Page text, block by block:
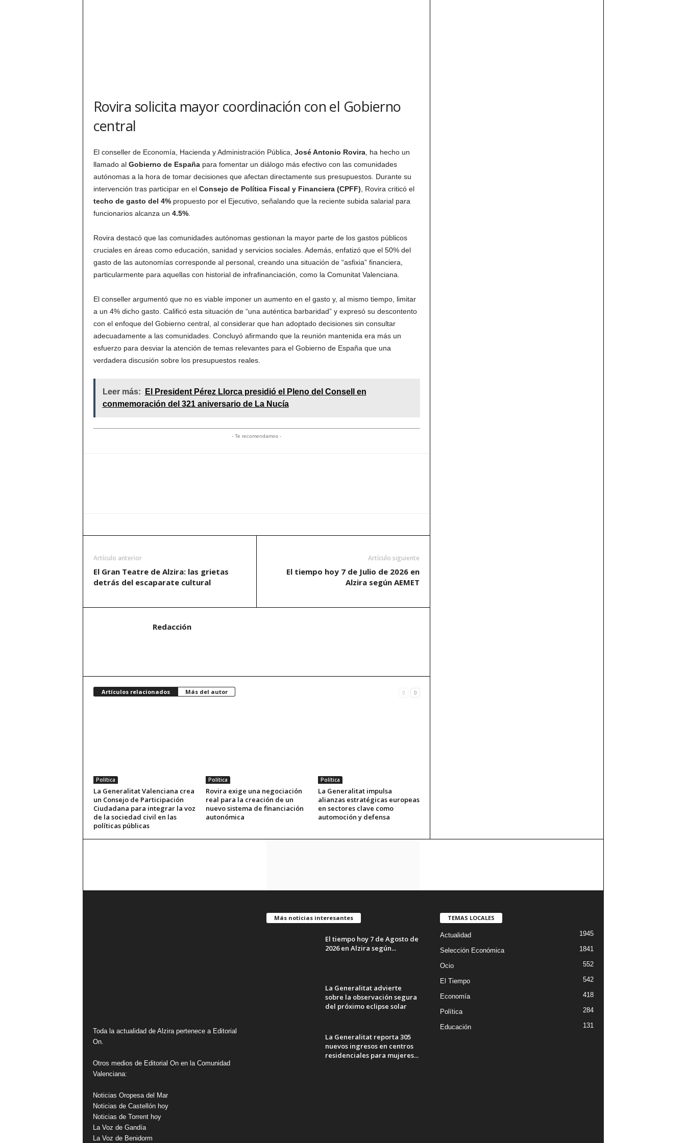
Rovira solicita mayor coordinación con el Gobierno
central
El conseller de Economía, Hacienda y Administración Pública, José Antonio Rovira, ha hecho un
llamado al Gobierno de Españapara fomentar un diálogo más efectivo con las comunidades
autónomas a la hora de tomar decisiones que afectan directamente sus presupuestos. Durante su
intervención tras participar en el Consejo de Política Fiscal y Financiera (CPFF), Rovira criticó el
techo de gasto del 4%propuesto por el Ejecutivo, señalando que la reciente subida salarial para
funcionarios alcanza un 4.5%.
Rovira destacó que las comunidades autónomas gestionan la mayor parte de los gastos públicos
cruciales en áreas como educación, sanidad y servicios sociales. Además, enfatizó que el 50% del
gasto de las autonomías corresponde al personal, creando una situación de “asfixia” financiera,
particularmente para aquellas con historial de infrafinanciación, como la Comunitat Valenciana.
El conseller argumentó que no es viable imponer un aumento en el gasto y, al mismo tiempo, limitar
a un 4% dicho gasto. Calificó esta situación de “una auténtica barbaridad” y expresó su descontento
con el enfoque del Gobierno central, al considerar que han adoptado decisiones sin consultar
adecuadamente a las comunidades. Concluyó afirmando que la reunión mantenida era más un
esfuerzo para desviar la atención de temas relevantes para el Gobierno de España que una
verdadera discusión sobre los presupuestos reales.
Leer más:
El President Pérez Llorca presidió el Pleno del Consell en
conmemoración del 321 aniversario de La Nucía
- Te recomendamos -
Artículo anterior
El Gran Teatre de Alzira: las grietas
detrás del escaparate cultural
Artículo siguiente
El tiempo hoy 7 de Julio de 2026 en
Alzira según AEMET
Redacción
Artículos relacionados Más del autor
Política
La Generalitat Valenciana crea
un Consejo de Participación
Ciudadana para integrar la voz
de la sociedad civil en las
políticas públicas
Política
Rovira exige una negociación
real para la creación de un
nuevo sistema de financiación
autonómica
Política
La Generalitat impulsa
alianzas estratégicas europeas
en sectores clave como
automoción y defensa
Toda la actualidad de Alzira pertenece a Editorial
On.
Otros medios de Editorial On en la Comunidad
Valenciana:
Noticias Oropesa del Mar
Noticias de Castellón hoy
Noticias de Torrent hoy
La Voz de Gandía
La Voz de Benidorm
Más noticias interesantes
El tiempo hoy 7 de Agosto de
2026 en Alzira según...
La Generalitat advierte
sobre la observación segura
del próximo eclipse solar
La Generalitat reporta 305
nuevos ingresos en centros
residenciales para mujeres...
TEMAS LOCALES
Actualidad 1945
Selección Económica 1841
Ocio 552
El Tiempo 542
Economía 418
Política 284
Educación 131